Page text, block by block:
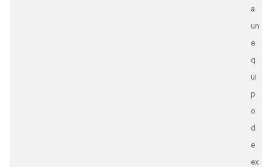
a
un
e
q
ui
p
o
d
e
ex